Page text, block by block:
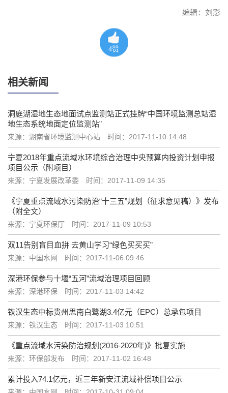
编辑：刘影
4赞
相关新闻
洞庭湖湿地生态地面试点监测站正式挂牌“中国环境监测总站湿
地生态系统地面定位监测站”
来源：湖南省环境监测中心站 时间：2017-11-10 14:48
宁夏2018年重点流域水环境综合治理中央预算内投资计划申报
项目公示（附项目）
来源：宁夏发展改革委 时间：2017-11-09 14:35
《宁夏重点流域水污染防治“十三五”规划（征求意见稿）》发布
（附全文）
来源：宁夏环保厅 时间：2017-11-09 10:53
双11告别盲目血拼 去黄山学习“绿色买买买”
来源：中国水网 时间：2017-11-06 09:46
深港环保参与十堰“五河”流域治理项目回顾
来源：深港环保 时间：2017-11-03 14:42
铁汉生态中标贵州思南白鹭湖3.4亿元（EPC）总承包项目
来源：铁汉生态 时间：2017-11-03 10:51
《重点流域水污染防治规划(2016-2020年)》批复实施
来源：环保部发布 时间：2017-11-02 16:48
累计投入74.1亿元，近三年新安江流域补偿项目公示